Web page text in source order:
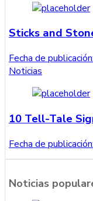
Sticks and
Fecha de publicación:
Noticias
10 Tell-Tale
Fecha de publicación:
Noticias